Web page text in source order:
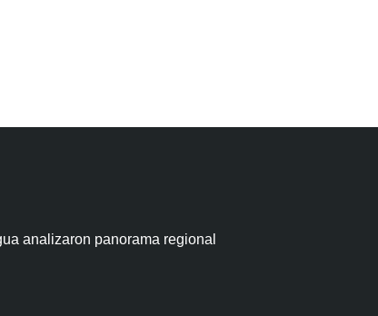
analizaron panorama regional